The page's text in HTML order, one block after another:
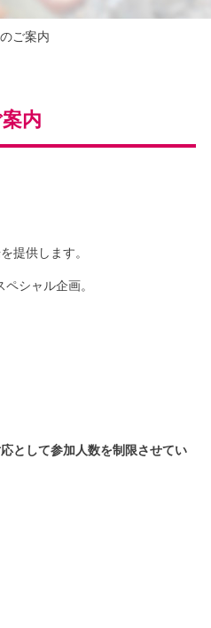
ご案内
内
提供します。
シャル企画。
として参加人数を制限させてい